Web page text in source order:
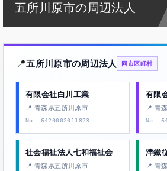
五所川原市の周辺法人
📍五所川原市の周辺法人 同市区町村
有限会社白川工業
📍 青森県五所川原市
No. 6420002011823
有限
📍 青
No.
社会福祉法人七和福祉会
📍 青森県五所川原市
津鐵
📍 青